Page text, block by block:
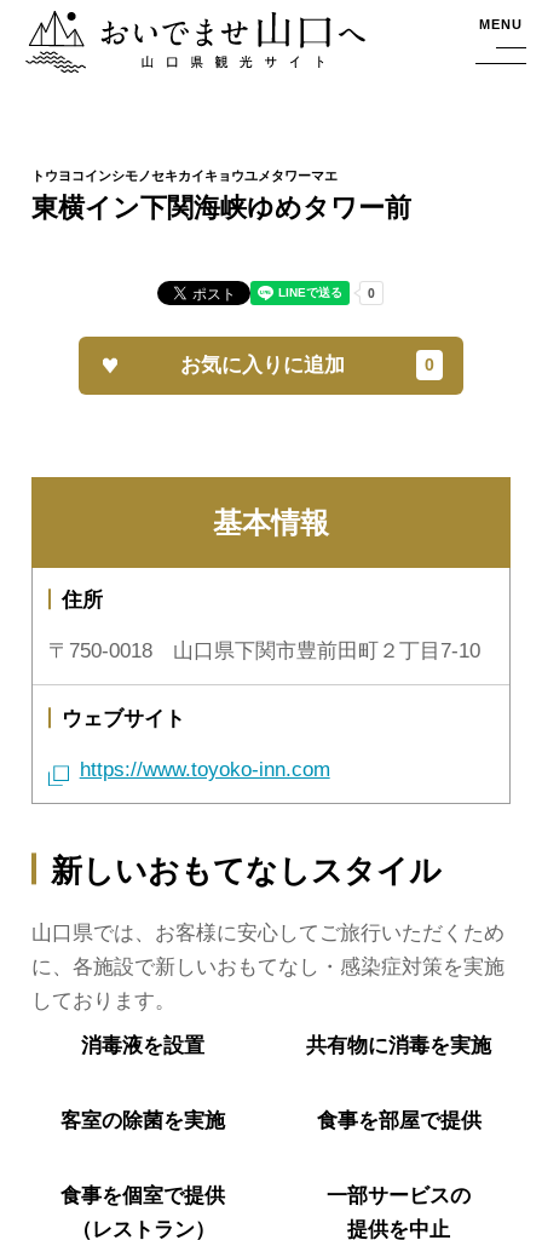
おいでませ山口へー山口県観光サイト MENU
東横イン下関海峡ゆめタワー前
お気に入りに追加
基本情報
住所
〒750-0018 山口県下関市豊前田町２丁目7-10
ウェブサイト
https://www.toyoko-inn.com
新しいおもてなしスタイル
山口県では、お客様に安心してご旅行いただくため
に、各施設で新しいおもてなし・感染症対策を実施
しております。
消毒液を設置 共有物に消毒を実施
客室の除菌を実施 食事を部屋で提供
食事を個室で提供
（レストラン）
一部サービスの
提供を中止